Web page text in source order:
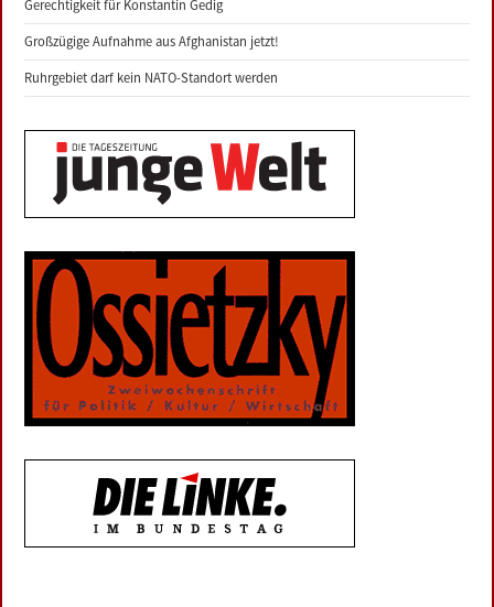
Gerechtigkeit für Konstantin Gedig
Großzügige Aufnahme aus Afghanistan jetzt!
Ruhrgebiet darf kein NATO-Standort werden